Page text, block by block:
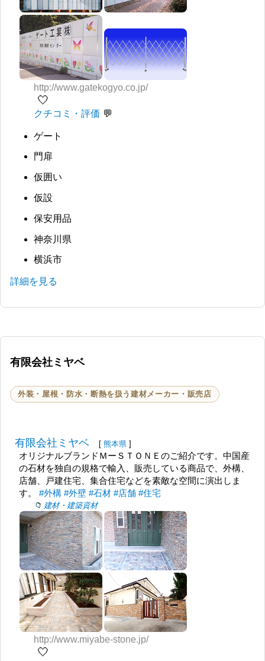
http://www.gatekogyo.co.jp/
🤍
クチコミ・評価
ゲート
門扉
仮囲い
仮設
保安用品
神奈川県
横浜市
詳細を見る
有限会社ミヤベ
外装・屋根・防水・断熱を扱う建材メーカー・販売店
有限会社ミヤベ [ 熊本県 ]
オリジナルブランドＭーＳＴＯＮＥのご紹介です。中国産
の石材を独自の規格で輸入、販売している商品で、外構、
店舗、戸建住宅、集合住宅などを素敵な空間に演出しま
す。#外構 #外壁 #石材 #店舗 #住宅
建材・建築資材
http://www.miyabe-stone.jp/
🤍